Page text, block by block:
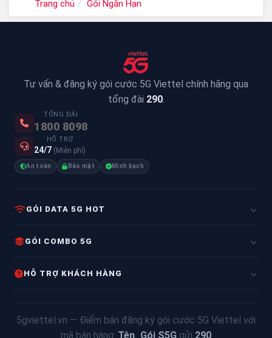
cấp thông tin và hướng dẫn đăng ký các
Viettel, giúp người dùng lựa chọn gói data phù hợp với
Trang chủ Gói Ngắn Hạn
Tư vấn & đăng ký gói cước 5G Viettel chính hãng qua
tổng đài 290.
TỔNG ĐÀI
1800 8098
HỖ TRỢ
24/7 (Miễn phí)
An toàn Bảo mật Minh bạch
GÓI DATA 5G HOT
GÓI COMBO 5G
HỖ TRỢ KHÁCH HÀNG
5gviettel.vn — Điểm bán đăng ký gói cước 5G Viettel với
mã bán hàng: Tên_Gói S5G gửi 290